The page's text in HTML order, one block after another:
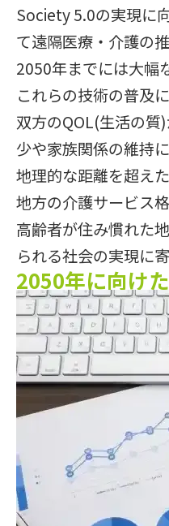
Society 5.0の実現に
て遠隔医療・介護の
2050年までには大幅
これらの技術の普及
双方のQOL(生活の
少や家族関係の維持
地理的な距離を超え
地方の介護サービス
高齢者が住み慣れた
られる社会の実現に寄
2050年に向け